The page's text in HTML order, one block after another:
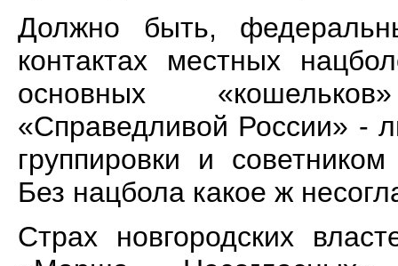
Должно быть,
контактах местных
основных
«Справедливой России» -
группировки и
Без нацбола какое ж
Страх новгородских